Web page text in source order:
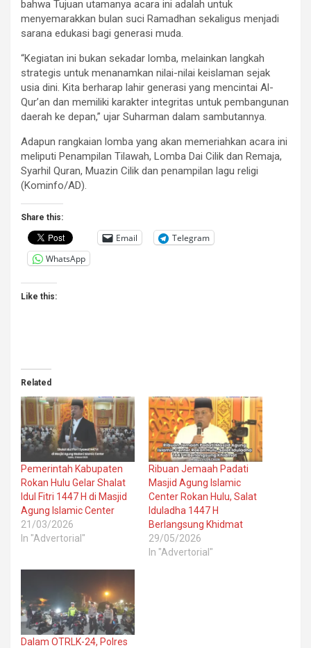
bahwa Tujuan utamanya acara ini adalah untuk
menyemarakkan bulan suci Ramadhan sekaligus menjadi
sarana edukasi bagi generasi muda.
“Kegiatan ini bukan sekadar lomba, melainkan langkah
strategis untuk menanamkan nilai-nilai keislaman sejak
usia dini. Kita berharap lahir generasi yang mencintai Al-
Qur’an dan memiliki karakter integritas untuk pembangunan
daerah ke depan,” ujar Suharman dalam sambutannya.
Adapun rangkaian lomba yang akan memeriahkan acara ini
meliputi Penampilan Tilawah, Lomba Dai Cilik dan Remaja,
Syarhil Quran, Muazin Cilik dan penampilan lagu religi
(Kominfo/AD).
Share this:
Email
Telegram
WhatsApp
Like this:
Related
Pemerintah Kabupaten
Rokan Hulu Gelar Shalat
Idul Fitri 1447 H di Masjid
Agung Islamic Center
21/03/2026
In "Advertorial"
Ribuan Jemaah Padati
Masjid Agung Islamic
Center Rokan Hulu, Salat
Iduladha 1447 H
Berlangsung Khidmat
29/05/2026
In "Advertorial"
Dalam OTRLK-24, Polres